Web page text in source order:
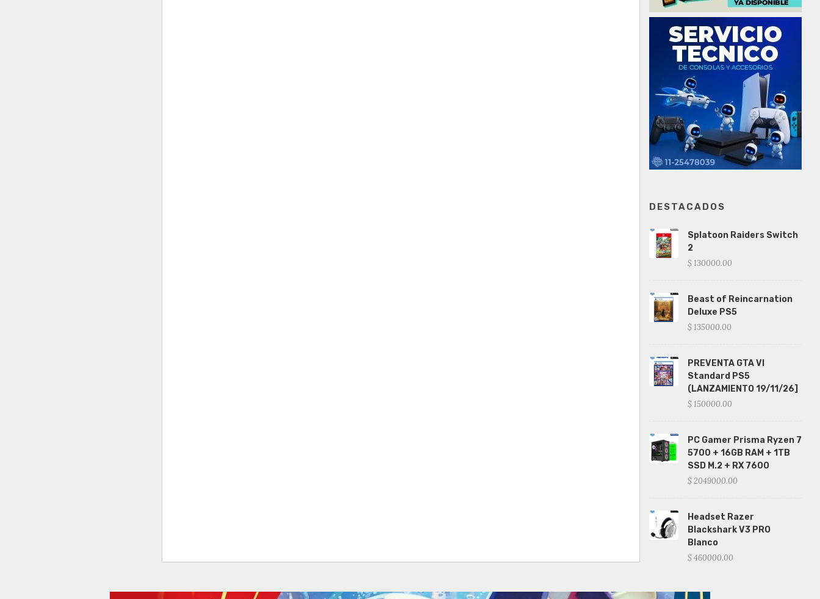
DESTACADOS
Splatoon Raiders Switch
2
$ 130000.00
Beast of Reincarnation
Deluxe PS5
$ 135000.00
PREVENTA GTA VI
Standard PS5
(LANZAMIENTO 19/11/26]
$ 150000.00
PC Gamer Prisma Ryzen 7
5700 + 16GB RAM + 1TB
SSD M.2 + RX 7600
$ 2049000.00
Headset Razer
Blackshark V3 PRO
Blanco
$ 460000.00